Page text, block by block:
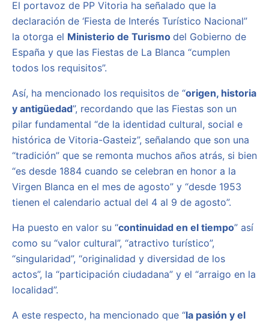
El portavoz de PP Vitoria ha señalado que la
declaración de ‘Fiesta de Interés Turístico Nacional”
la otorga el Ministerio de Turismo del Gobierno de
España y que las Fiestas de La Blanca “cumplen
todos los requisitos”.
Así, ha mencionado los requisitos de “origen, historia
y antigüedad”, recordando que las Fiestas son un
pilar fundamental “de la identidad cultural, social e
histórica de Vitoria-Gasteiz”, señalando que son una
“tradición” que se remonta muchos años atrás, si bien
“es desde 1884 cuando se celebran en honor a la
Virgen Blanca en el mes de agosto” y “desde 1953
tienen el calendario actual del 4 al 9 de agosto”.
Ha puesto en valor su “continuidad en el tiempo” así
como su “valor cultural”, “atractivo turístico”,
“singularidad”, “originalidad y diversidad de los
actos”, la “participación ciudadana” y el “arraigo en la
localidad”.
A este respecto, ha mencionado que “la pasión y el